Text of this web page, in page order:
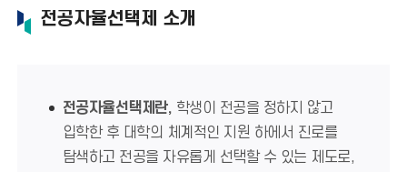
전공자율선택제 소개
전공자율선택제란, 학생이 전공을 정하지 않고
입학한 후 대학의 체계적인 지원 하에서 진로를
탐색하고 전공을 자유롭게 선택할 수 있는 제도로,